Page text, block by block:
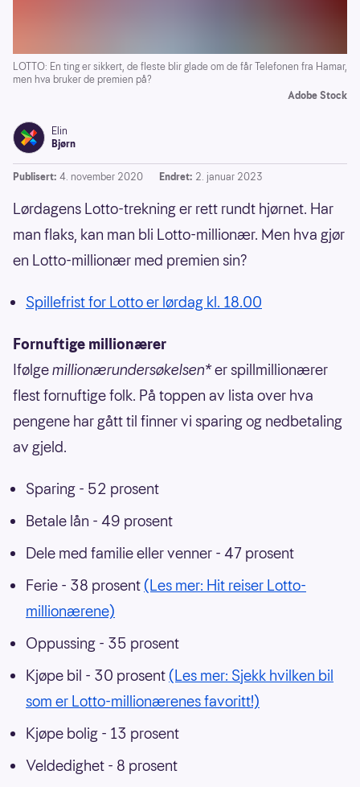
LOTTO: En ting er sikkert, de fleste blir glade om de får Telefonen fra Hamar,
men hva bruker de premien på?
Adobe Stock
Elin
Bjørn
Publisert: 4. november 2020 Endret: 2. januar 2023
Lørdagens Lotto-trekning er rett rundt hjørnet. Har
man flaks, kan man bli Lotto-millionær. Men hva gjør
en Lotto-millionær med premien sin?
Spillefrist for Lotto er lørdag kl. 18.00
Fornuftige millionærer
Ifølgemillionærundersøkelsen*er spillmillionærer
flest fornuftige folk. På toppen av lista over hva
pengene har gått til finner vi sparing og nedbetaling
av gjeld.
Sparing - 52 prosent
Betale lån - 49 prosent
Dele med familie eller venner - 47 prosent
Ferie - 38 prosent (Les mer: Hit reiser Lotto-
millionærene)
Oppussing - 35 prosent
Kjøpe bil - 30 prosent (Les mer: Sjekk hvilken bil
som er Lotto-millionærenes favoritt!)
Kjøpe bolig - 13 prosent
Veldedighet - 8 prosent